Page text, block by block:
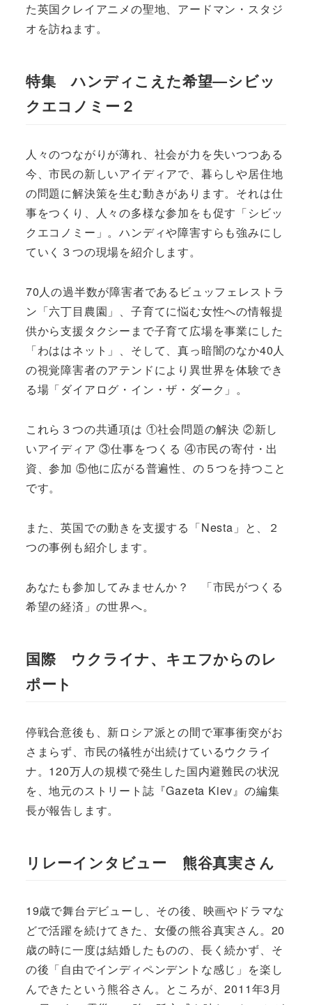
た英国クレイアニメの聖地、アードマン・スタジ
オを訪ねます。
特集 ハンディこえた希望―シビッ
クエコノミー２
人々のつながりが薄れ、社会が力を失いつつある
今、市民の新しいアイディアで、暮らしや居住地
の問題に解決策を生む動きがあります。それは仕
事をつくり、人々の多様な参加をも促す「シビッ
クエコノミー」。ハンディや障害すらも強みにし
ていく３つの現場を紹介します。
70人の過半数が障害者であるビュッフェレストラ
ン「六丁目農園」、子育てに悩む女性への情報提
供から支援タクシーまで子育て広場を事業にした
「わははネット」、そして、真っ暗闇のなか40人
の視覚障害者のアテンドにより異世界を体験でき
る場「ダイアログ・イン・ザ・ダーク」。
これら３つの共通項は ①社会問題の解決 ②新し
いアイディア ③仕事をつくる ④市民の寄付・出
資、参加 ⑤他に広がる普遍性、の５つを持つこと
です。
また、英国での動きを支援する「Nesta」と、２
つの事例も紹介します。
あなたも参加してみませんか？ 「市民がつくる
希望の経済」の世界へ。
国際 ウクライナ、キエフからのレ
ポート
停戦合意後も、新ロシア派との間で軍事衝突がお
さまらず、市民の犠牲が出続けているウクライ
ナ。120万人の規模で発生した国内避難民の状況
を、地元のストリート誌『Gazeta Kiev』の編集
長が報告します。
リレーインタビュー 熊谷真実さん
19歳で舞台デビューし、その後、映画やドラマな
どで活躍を続けてきた、女優の熊谷真実さん。20
歳の時に一度は結婚したものの、長く続かず、そ
の後「自由でインディペンデントな感じ」を楽し
んできたという熊谷さん。ところが、2011年3月